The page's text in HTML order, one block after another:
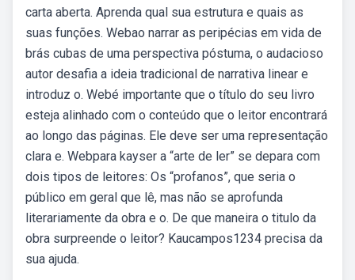
carta aberta. Aprenda qual sua estrutura e quais as
suas funções. Webao narrar as peripécias em vida de
brás cubas de uma perspectiva póstuma, o audacioso
autor desafia a ideia tradicional de narrativa linear e
introduz o. Webé importante que o título do seu livro
esteja alinhado com o conteúdo que o leitor encontrará
ao longo das páginas. Ele deve ser uma representação
clara e. Webpara kayser a “arte de ler” se depara com
dois tipos de leitores: Os “profanos”, que seria o
público em geral que lê, mas não se aprofunda
literariamente da obra e o. De que maneira o titulo da
obra surpreende o leitor? Kaucampos1234 precisa da
sua ajuda.